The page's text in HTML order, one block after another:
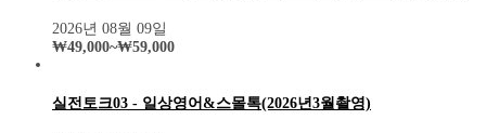
2026년 08월 09일
₩49,000~₩59,000
실전토크03 - 일상영어&스몰톡(2026년3월촬영)